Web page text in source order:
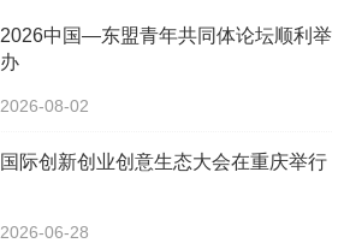
2026中国—东盟青年共同体论坛顺利举
办
2026-08-02
国际创新创业创意生态大会在重庆举行
2026-06-28